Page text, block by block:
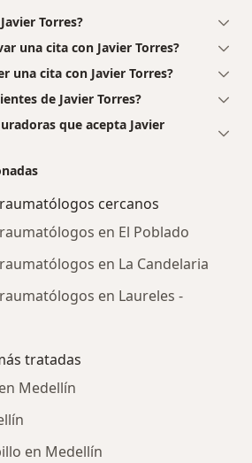
Torres?
una cita con Javier Torres?
una cita con Javier Torres?
de Javier Torres?
que acepta Javier
cercanos
en El Poblado
en La Candelaria
en Laureles -
tratadas
Medellín
en Medellín